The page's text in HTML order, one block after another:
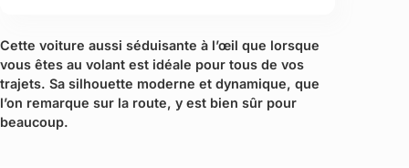
Cette voiture aussi séduisante à l’œil que lorsque
vous êtes au volant est idéale pour tous de vos
trajets. Sa silhouette moderne et dynamique, que
l’on remarque sur la route, y est bien sûr pour
beaucoup.